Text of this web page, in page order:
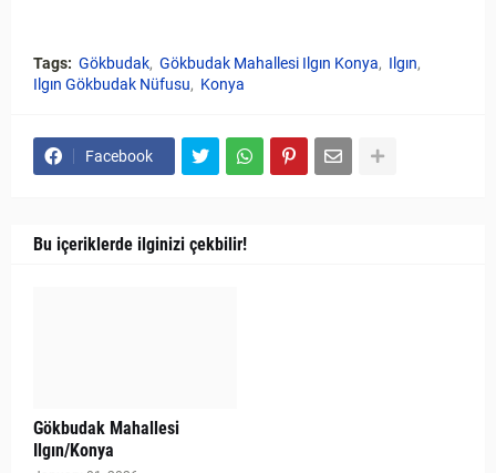
Tags: Gökbudak Gökbudak Mahallesi Ilgın Konya
Ilgın
Ilgın Gökbudak Nüfusu
Konya
Facebook
Bu içeriklerde ilginizi çekbilir!
Gökbudak Mahallesi
Ilgın/Konya